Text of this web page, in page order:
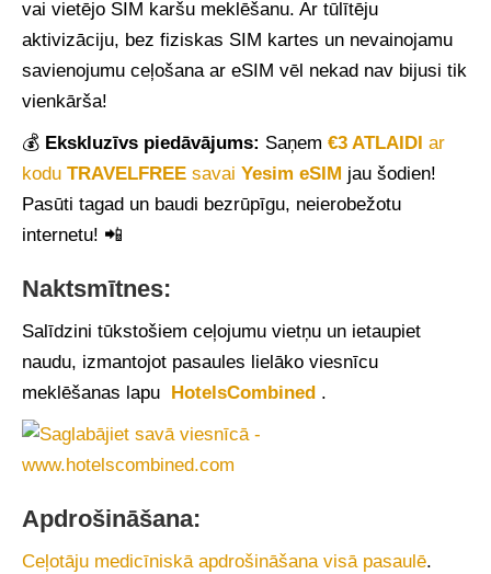
vai vietējo SIM karšu meklēšanu. Ar tūlītēju
aktivizāciju, bez fiziskas SIM kartes un nevainojamu
savienojumu ceļošana ar eSIM vēl nekad nav bijusi tik
vienkārša!
💰 Ekskluzīvs piedāvājums: Saņem €3 ATLAIDI ar
kodu TRAVELFREE savai Yesim eSIM jau šodien!
Pasūti tagad un baudi bezrūpīgu, neierobežotu
internetu! 📲
Naktsmītnes:
Salīdzini tūkstošiem ceļojumu vietņu un ietaupiet
naudu, izmantojot pasaules lielāko viesnīcu
meklēšanas lapu HotelsCombined .
Apdrošināšana:
Ceļotāju medicīniskā apdrošināšana visā pasaulē.